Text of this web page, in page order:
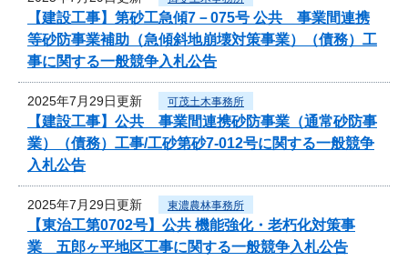
【建設工事】第砂工急傾7－075号 公共 事業間連携
等砂防事業補助（急傾斜地崩壊対策事業）（債務）工
事に関する一般競争入札公告
2025年7月29日更新 可茂土木事務所
【建設工事】公共 事業間連携砂防事業（通常砂防事
業）（債務）工事/工砂第砂7-012号に関する一般競争
入札公告
2025年7月29日更新 東濃農林事務所
【東治工第0702号】公共 機能強化・老朽化対策事
業 五郎ヶ平地区工事に関する一般競争入札公告